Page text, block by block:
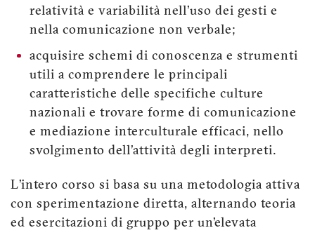
relatività e variabilità nell’uso dei gesti e
nella comunicazione non verbale;
acquisire schemi di conoscenza e strumenti
utili a comprendere le principali
caratteristiche delle specifiche culture
nazionali e trovare forme di comunicazione
e mediazione interculturale efficaci, nello
svolgimento dell’attività degli interpreti.
L’intero corso si basa su una metodologia attiva
con sperimentazione diretta, alternando teoria
ed esercitazioni di gruppo per un’elevata